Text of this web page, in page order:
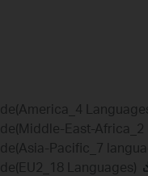
East-Africa_2
Pacific_7
Languages)